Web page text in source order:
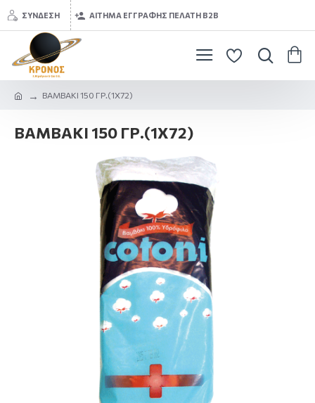
ΣΎΝΔΕΣΗ ΑΊΤΗΜΑ ΕΓΓΡΑΦΉΣ ΠΕΛΆΤΗ B2B
ΒΑΜΒΑΚΙ 150 ΓΡ.(1Χ72)
ΒΑΜΒΑΚΙ 150 ΓΡ.(1Χ72)